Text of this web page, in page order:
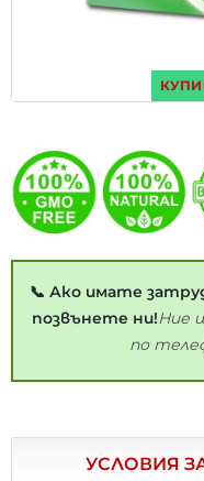
📞 Ако имате
позвънете ни!Ние
по
УСЛОВИЯ